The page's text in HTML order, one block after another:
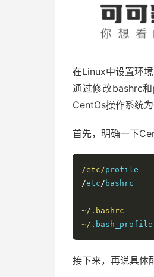
在Linux中设置环
通过修改bashrc
CentOs操作系统
首先，明确一下
/etc/
/etc/ bashrc
~/.bashrc
~/ . bash_profile
接下来，再说具体